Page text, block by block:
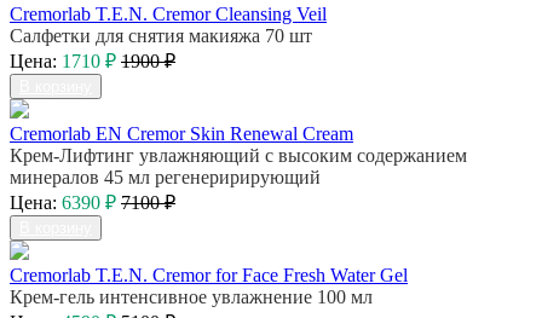
Cremorlab T.E.N. Cremor Cleansing Veil
Салфетки для снятия макияжа 70 шт
Цена: 1710 ₽ 1900 ₽
Cremorlab EN Cremor Skin Renewal Cream
Крем-Лифтинг увлажняющий с высоким содержанием
минералов 45 мл регенеририрующий
Цена: 6390 ₽ 7100 ₽
Cremorlab T.E.N. Cremor for Face Fresh Water Gel
Крем-гель интенсивное увлажнение 100 мл